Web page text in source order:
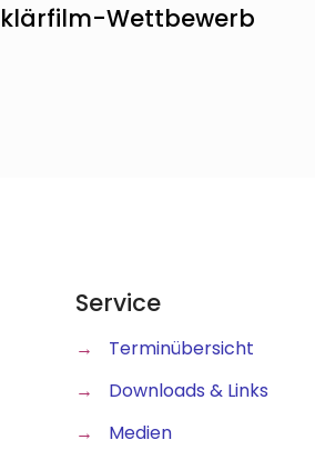
Wettbewerb
Service
→
Terminübersicht
→
Downloads & Links
→
Medien